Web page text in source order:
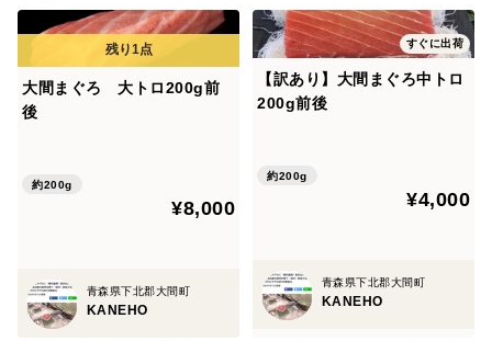
大間まぐろ 大トロ200g前
後
約200g
¥8,000
青森県下北郡大間町
KANEHO
すぐに出荷
【訳あり】大間まぐろ中トロ
200g前後
約200g
¥4,000
青森県下北郡大間町
KANEHO